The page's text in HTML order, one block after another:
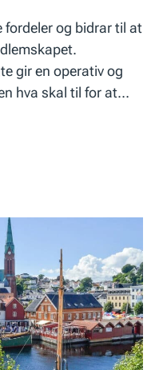
fordeler og bidrar til at
gir en operativ og
hva skal til for at…